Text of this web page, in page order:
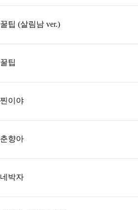
꿀팁 (살림남 ver.)
꿀팁
찐이야
춘향아
네박자